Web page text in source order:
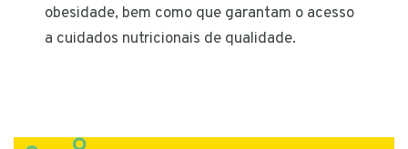
obesidade, bem como que garantam o acesso
a cuidados nutricionais de qualidade.